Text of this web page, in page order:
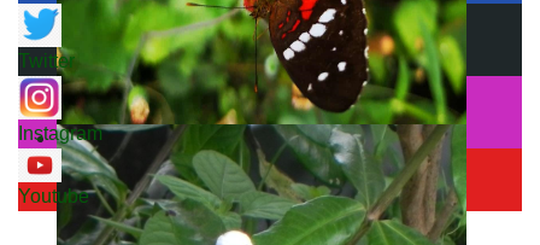
Twitter
Instagram
Youtube